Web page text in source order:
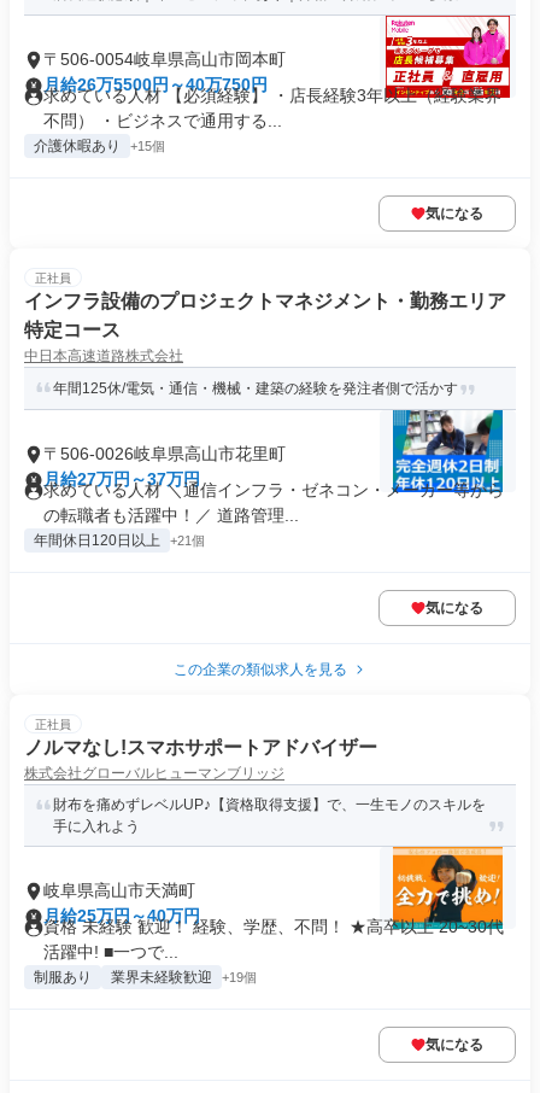
〒506-0054岐阜県高山市岡本町
月給26万5500円～40万750円
求めている人材 【必須経験】 ・店長経験3年以上（経験業界
不問） ・ビジネスで通用する...
介護休暇あり +15個
気になる
正社員
インフラ設備のプロジェクトマネジメント・勤務エリア
特定コース
中日本高速道路株式会社
年間125休/電気・通信・機械・建築の経験を発注者側で活かす
〒506-0026岐阜県高山市花里町
月給27万円～37万円
求めている人材 ＼通信インフラ・ゼネコン・メーカー等から
の転職者も活躍中！／ 道路管理...
年間休日120日以上 +21個
気になる
この企業の類似求人を見る
正社員
ノルマなし!スマホサポートアドバイザー
株式会社グローバルヒューマンブリッジ
財布を痛めずレベルUP♪【資格取得支援】で、一生モノのスキルを
手に入れよう
岐阜県高山市天満町
月給25万円～40万円
資格 未経験 歓迎！ 経験、学歴、不問！ ★高卒以上 20~30代
活躍中! ■一つで...
制服あり 業界未経験歓迎 +19個
気になる